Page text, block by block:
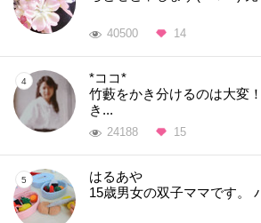
40500 14
*ココ*
竹藪をかき分けるのは大変
き...
24188 15
はるあや
15歳男女の双子ママです。